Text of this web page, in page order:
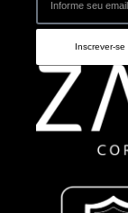
Inscrever-se